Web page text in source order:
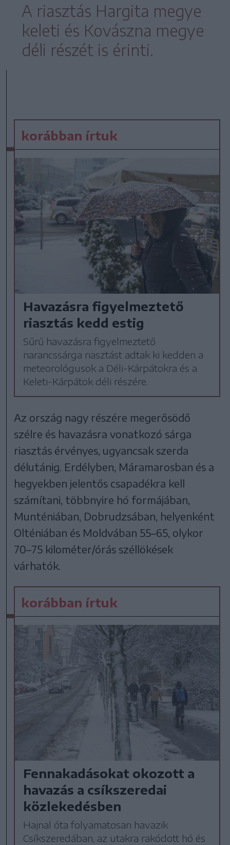
A riasztás Hargita megye
keleti és Kovászna megye
déli részét is érinti.
korábban írtuk
Havazásra figyelmeztető
riasztás kedd estig
Sűrű havazásra figyelmeztető
narancssárga riasztást adtak ki kedden a
meteorológusok a Déli-Kárpátokra és a
Keleti-Kárpátok déli részére.
Az ország nagy részére megerősödő
szélre és havazásra vonatkozó sárga
riasztás érvényes, ugyancsak szerda
délutánig. Erdélyben, Máramarosban és a
hegyekben jelentős csapadékra kell
számítani, többnyire hó formájában,
Munténiában, Dobrudzsában, helyenként
Olténiában és Moldvában 55–65, olykor
70–75 kilométer/órás széllökések
várhatók.
korábban írtuk
Fennakadásokat okozott a
havazás a csíkszeredai
közlekedésben
Hajnal óta folyamatosan havazik
Csíkszeredában, az utakra rakódott hó és